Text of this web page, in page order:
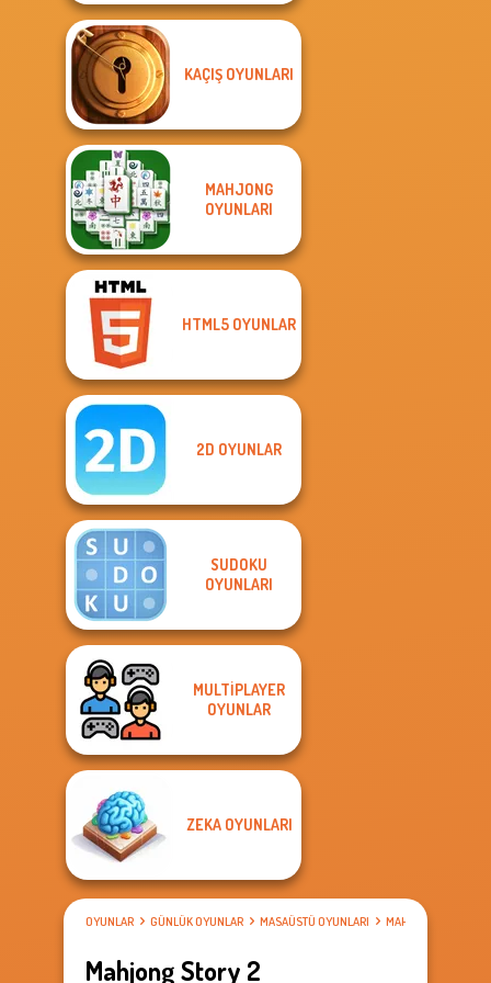
KAÇIŞ OYUNLARI
MAHJONG
OYUNLARI
HTML5 OYUNLAR
2D OYUNLAR
SUDOKU
OYUNLARI
MULTIPLAYER
OYUNLAR
ZEKA OYUNLARI
OYUNLAR GÜNLÜK OYUNLAR MASAÜSTÜ OYUNLARI MAHJONG
Mahjong Story 2